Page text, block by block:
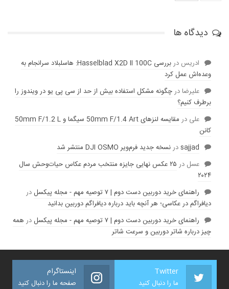
دیدگاه ها
ادریس در
بررسی Hasselblad X2D II 100C: هاسلبلاد سرانجام به
وعده‌‌اش عمل کرد
عليرضادرچگونه مشکل استفاده بیش از حد از سی پی یو در ویندوز را
برطرف کنیم؟
علی در
مقایسه لنز‌های 50mm F/1.4 Art سیگما و 50mm F/1.2 L
کانن
sajjadدرنسخه جدید فرم‌ویر DJI OSMO منتشر شد
عسل در
۲۵ عکس نهایی جایزه منتخب مردم عکاس حیات‌وحش سال
۲۰۲۴
راهنمای خرید دوربین دست دوم | ۷ توصیه مهم - مجله پیکسل
در
دیافراگم در عکاسی؛ هر آنچه باید درباره دیافراگم دوربین بدانید
راهنمای خرید دوربین دست دوم | ۷ توصیه مهم - مجله پیکسل
در همه
چیز درباره شاتر دوربین و سرعت شاتر
Twitter
ما را دنبال کنید
اینستاگرام
صفحه ما را دنبال کنید